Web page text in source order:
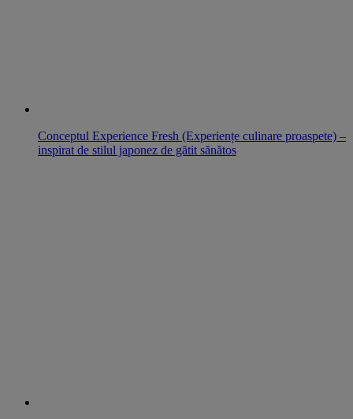
Conceptul Experience Fresh (Experiențe culinare proaspete) –
inspirat de stilul japonez de gătit sănătos